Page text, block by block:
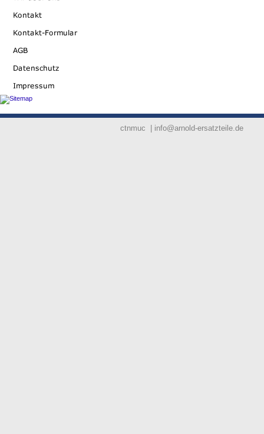
ctnmuc | info@arnold-ersatzteile.de